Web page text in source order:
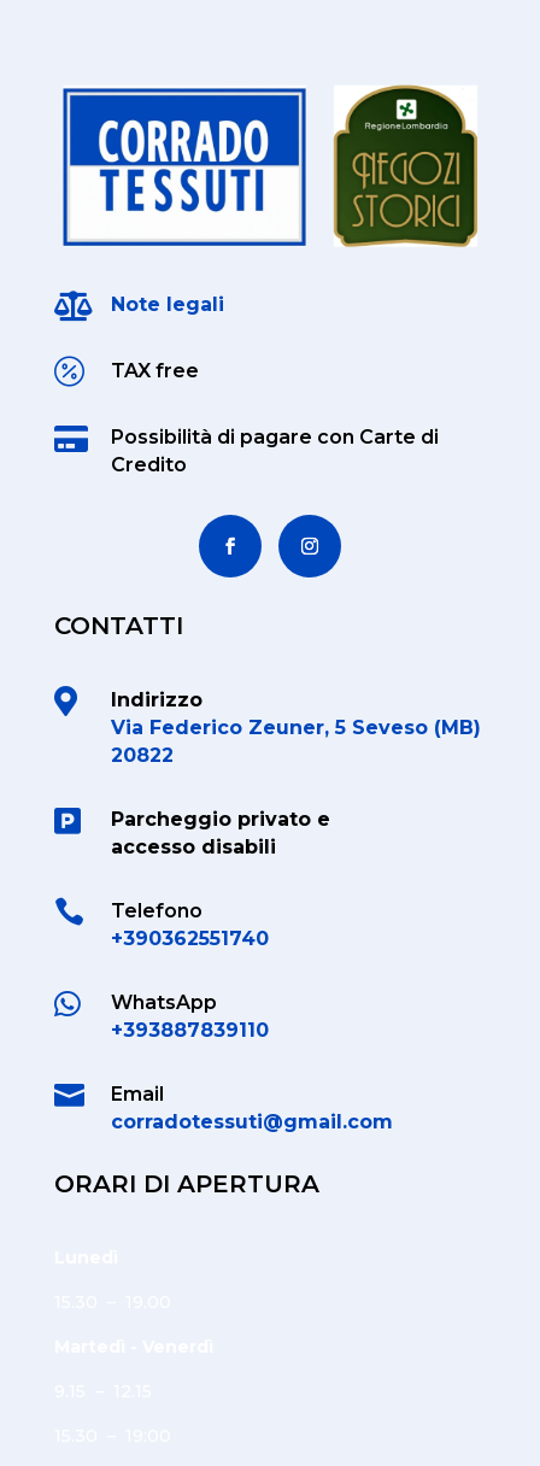
 Note legali
 TAX free
 Possibilità di pagare con Carte di
Credito
CONTATTI

Indirizzo
Via Federico Zeuner, 5 Seveso (MB)
20822

Parcheggio privato e
accesso disabili

Telefono
+390362551740

WhatsApp
+393887839110

Email
corradotessuti@gmail.com
ORARI DI APERTURA